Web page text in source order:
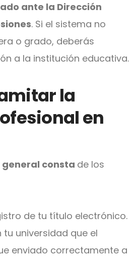
ante la Dirección
. Si el sistema no
o grado, deberás
a la institución educativa.
la
en
consta de los
de tu título electrónico.
universidad que el
enviado correctamente a